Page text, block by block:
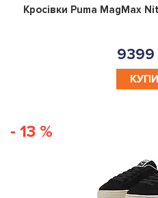
Кросівки Puma MagMax
9399
- 13 %